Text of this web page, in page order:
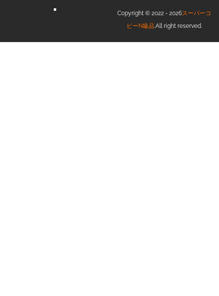
Copyright © 2022 - 2026スーパーコ
ピーN級品.All right reserved.